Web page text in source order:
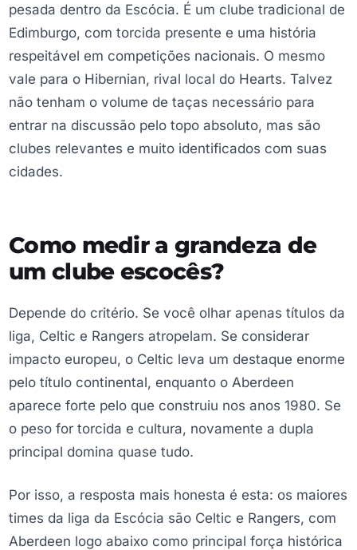
pesada dentro da Escócia. É um clube tradicional de
Edimburgo, com torcida presente e uma história
respeitável em competições nacionais. O mesmo
vale para o Hibernian, rival local do Hearts. Talvez
não tenham o volume de taças necessário para
entrar na discussão pelo topo absoluto, mas são
clubes relevantes e muito identificados com suas
cidades.
Como medir a grandeza de
um clube escocês?
Depende do critério. Se você olhar apenas títulos da
liga, Celtic e Rangers atropelam. Se considerar
impacto europeu, o Celtic leva um destaque enorme
pelo título continental, enquanto o Aberdeen
aparece forte pelo que construiu nos anos 1980. Se
o peso for torcida e cultura, novamente a dupla
principal domina quase tudo.
Por isso, a resposta mais honesta é esta: os maiores
times da liga da Escócia são Celtic e Rangers, com
Aberdeen logo abaixo como principal força histórica